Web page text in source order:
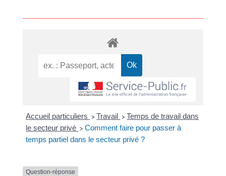
Accueil particuliers > Travail > Temps de travail dans
le secteur privé > Comment faire pour passer à
temps partiel dans le secteur privé ?
Question-réponse